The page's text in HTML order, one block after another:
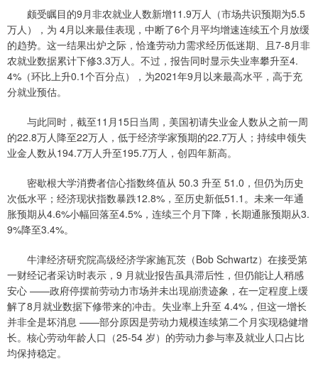
颇受瞩目的9月非农就业人数新增11.9万人（市场共识预期为5.5
万人），为 4月以来最佳表现，中断了6个月平均增速连续五个月放缓
的趋势。这一结果出炉之际，恰逢劳动力需求经历低迷期、且7-8月非
农就业数据累计下修3.3万人。不过，报告同时显示失业率攀升至4.
4%（环比上升0.1个百分点），为2021年9月以来最高水平，高于充
分就业预估。
与此同时，截至11月15日当周，美国初请失业金人数从之前一周
的22.8万人降至22万人，低于经济学家预期的22.7万人；持续申领失
业金人数从194.7万人升至195.7万人，创四年新高。
密歇根大学消费者信心指数终值从 50.3 升至 51.0，但仍为历史
次低水平；经济现状指数暴跌12.8%，至历史新低51.1。未来一年通
胀预期从4.6%小幅回落至4.5%，连续三个月下降，长期通胀预期从3.
9%降至3.4%。
牛津经济研究院高级经济学家施瓦茨（Bob Schwartz）在接受第
一财经记者采访时表示，9 月就业报告虽具滞后性，但仍能让人稍感
安心 ——政府停摆前劳动力市场并未出现崩溃迹象，在一定程度上缓
解了8月就业数据下修带来的冲击。失业率上升至 4.4%，但这一增长
并非全是坏消息 ——部分原因是劳动力规模连续第二个月实现稳健增
长。核心劳动年龄人口（25-54 岁）的劳动力参与率及就业人口占比
均保持稳定。